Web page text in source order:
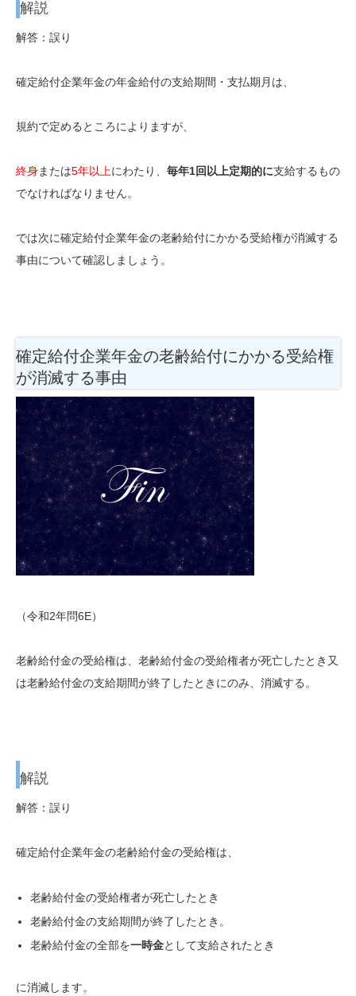
解説
解答：誤り
確定給付企業年金の年金給付の支給期間・支払期月は、
規約で定めるところによりますが、
終身または5年以上にわたり、 毎年1回以上定期的に支給するもの
でなければなりません。
では次に確定給付企業年金の老齢給付にかかる受給権が消滅する
事由について確認しましょう。
確定給付企業年金の老齢給付にかかる受給権
が消滅する事由
（令和2年問6E）
老齢給付金の受給権は、老齢給付金の受給権者が死亡したとき又
は老齢給付金の支給期間が終了したときにのみ、消滅する。
解説
解答：誤り
確定給付企業年金の老齢給付金の受給権は、
老齢給付金の受給権者が死亡したとき
老齢給付金の支給期間が終了 したとき。
老齢給付金の全部を一時金として支給されたとき
に消滅します。